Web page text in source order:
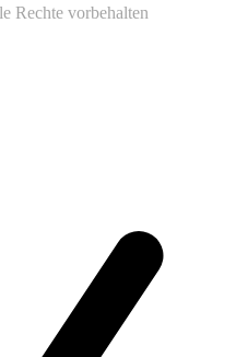
Rechte vorbehalten